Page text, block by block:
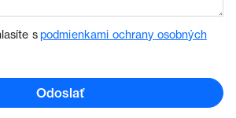
spodmienkami ochrany osobných
Odoslať